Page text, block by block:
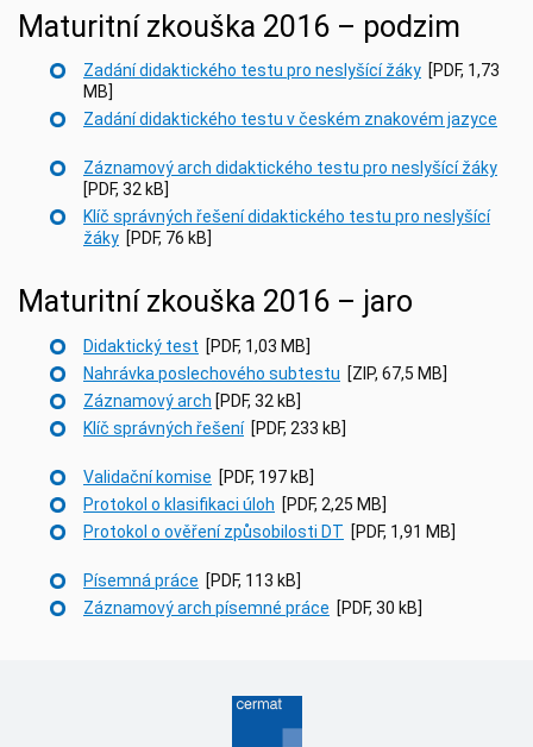
Maturitní zkouška 2016 – podzim
Zadání didaktického testu pro neslyšící žáky [PDF, 1,73
MB]
Zadání didaktického testu v českém znakovém jazyce
Záznamový arch didaktického testu pro neslyšící žáky
[PDF, 32 kB]
Klíč správných řešení didaktického testu pro neslyšící
žáky [PDF, 76 kB]
Maturitní zkouška 2016 – jaro
Didaktický test [PDF, 1,03 MB]
Nahrávka poslechového subtestu [ZIP, 67,5 MB]
Záznamový arch [PDF, 32 kB]
Klíč správných řešení[PDF, 233 kB]
Validační komise [PDF, 197 kB]
Protokol o klasifikaci úloh [PDF, 2,25 MB]
Protokol o ověření způsobilosti DT [PDF, 1,91 MB]
Písemná práce [PDF, 113 kB]
Záznamový arch písemné práce [PDF, 30 kB]